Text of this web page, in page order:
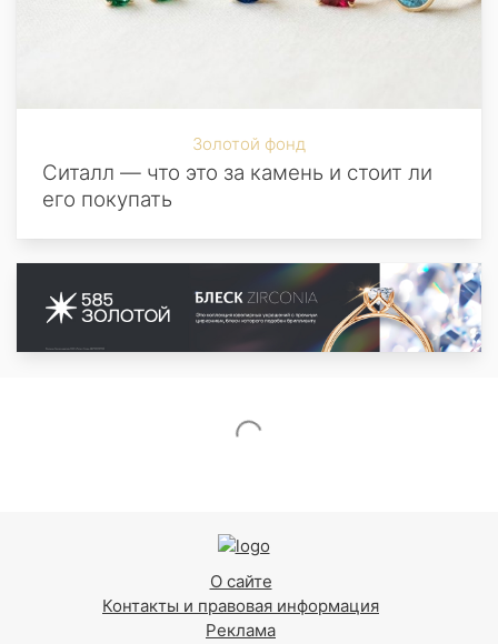
Золотой фонд
Ситалл — что это за камень и стоит ли
его покупать
О сайте
Контакты и правовая информация
Реклама